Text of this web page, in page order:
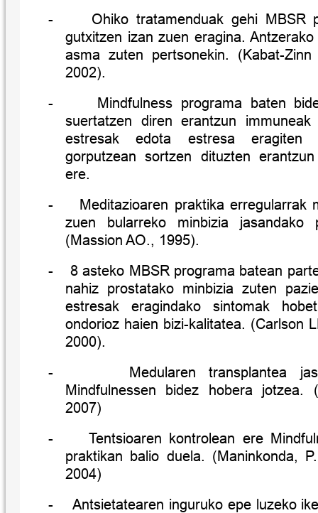
-
Ohiko tratamenduak gehi MBSR
gutxitzen izan zuen eragina.
asma zuten pertsonekin. (Kabat-
2002).
-
Mindfulness programa baten
suertatzen diren erantzun
estresak edota estresa eragiten
gorputzean sortzen dituzten
ere.
-
Meditazioaren praktika erregularrak
zuen bularreko minbizia jasandako
(Massion AO., 1995).
-
8 asteko MBSR programa batean
nahiz prostatako minbizia zuten
estresak eragindako sintomak
ondorioz haien bizi-kalitatea. (Carlson
2000).
-
Medularen transplantea
Mindfulnessen bidez hobera jotzea.
2007)
-
Tentsioaren kontrolean ere
praktikan balio duela. (Maninkonda,
2004)
-
Antsietatearen inguruko epe luzeko